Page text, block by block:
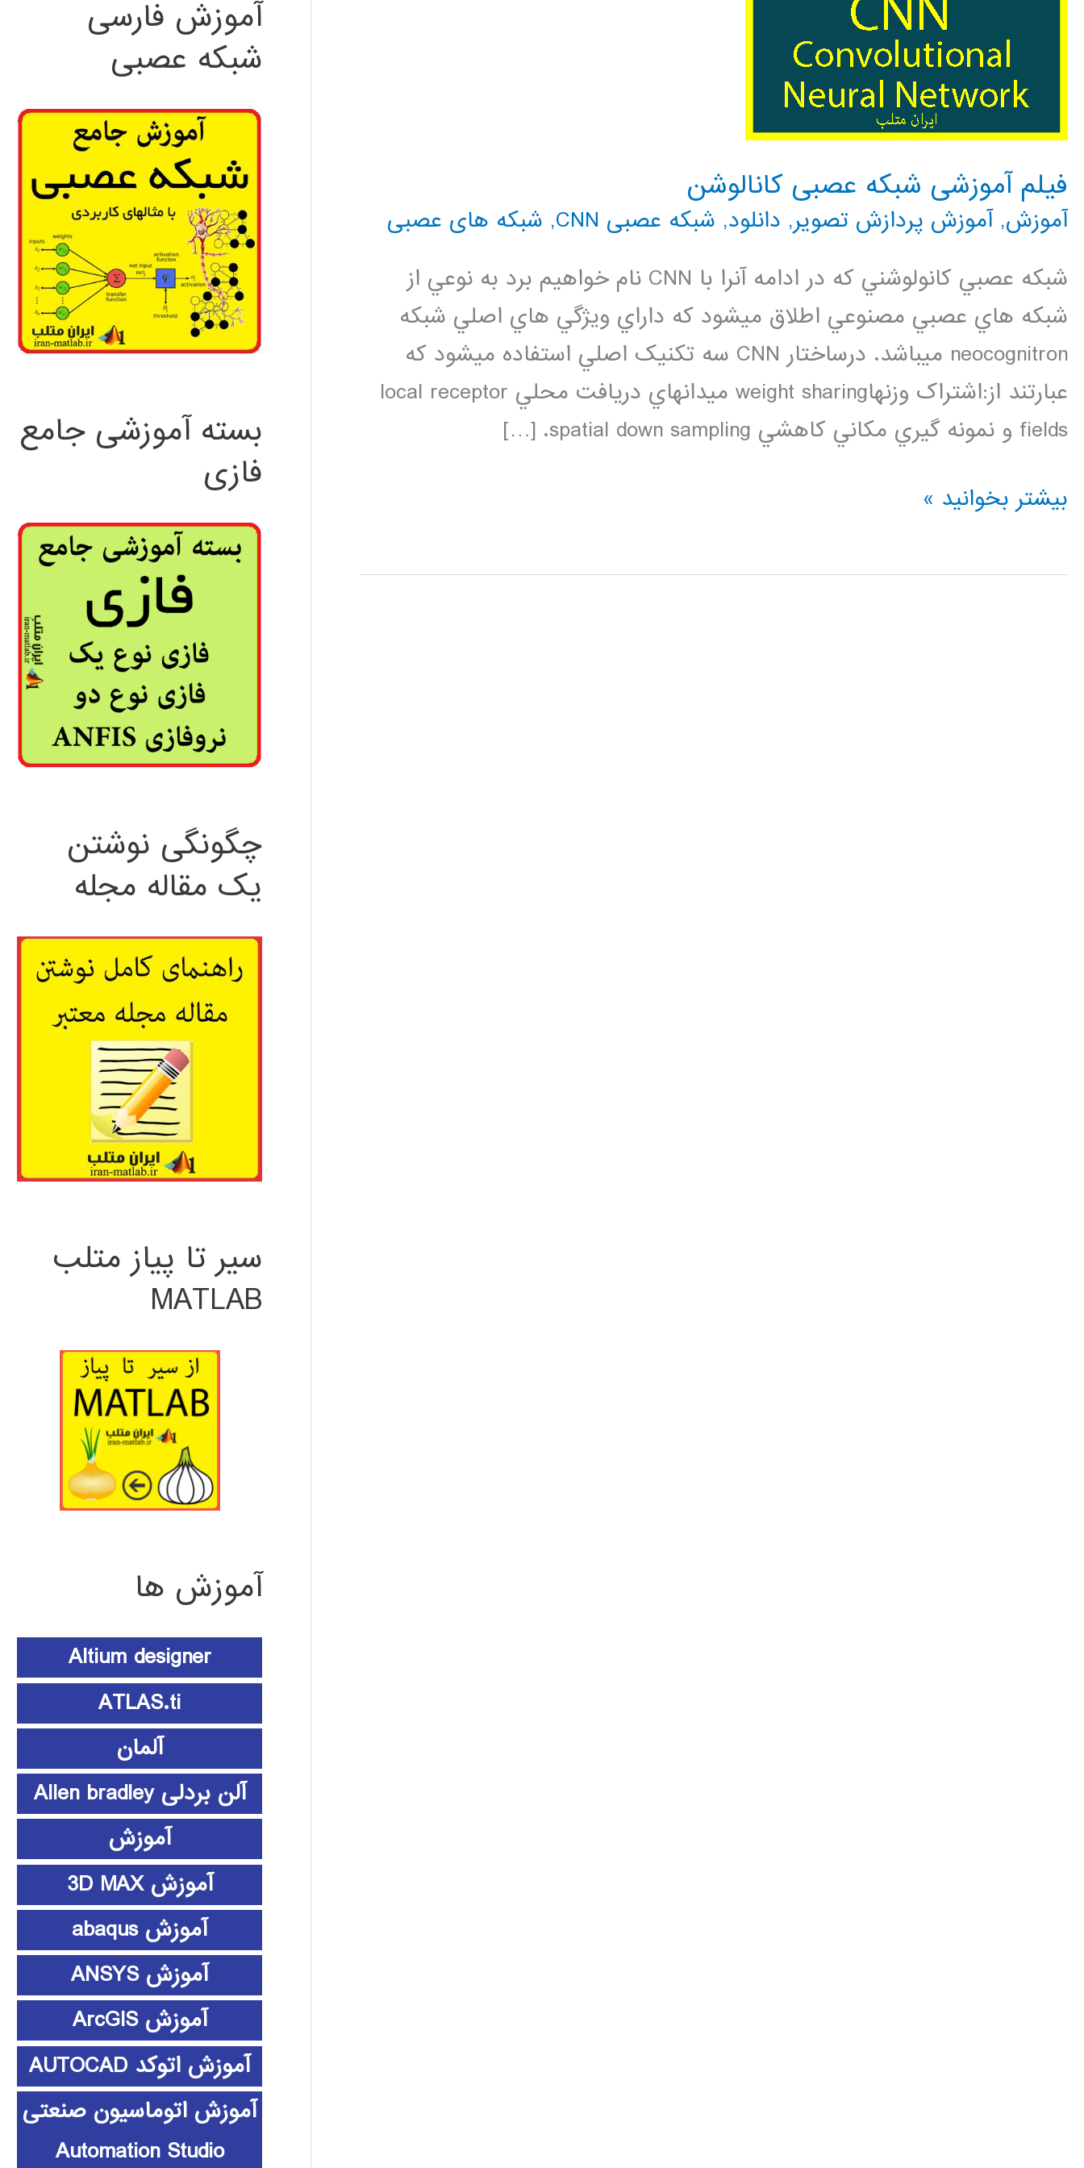
فیلم آموزشی شبکه عصبی کانالوشن
آموزش,آموزش پردازش تصویر, دانلود, شبکه عصبی CNN , شبکه های عصبی
شبکه عصبي کانولوشني که در ادامه آنرا با CNN نام خواهيم برد به نوعي از
شبکه هاي عصبي مصنوعي اطلاق ميشود که داراي ويژگي هاي اصلي شبکه
neocognitron ميباشد. درساختار CNN سه تکنيک اصلي استفاده ميشود که
عبارتند از:اشتراک وزنهاweight sharing ميدانهاي دريافت محلي local receptor
fields و نمونه گيري مکاني کاهشي spatial down sampling. […]
فیلم
شبکه
بیشتر بخوانید »
آموزش فارسی
شبکه عصبی
بسته آموزشی جامع
فازی
چگونگی نوشتن
یک مقاله مجله
سیر تا پیاز متلب
MATLAB
آموزش ها
Altium designer
ATLAS.ti
آلمان
آلن بردلی Allen bradley
آموزش
آموزش 3D MAX
آموزش abaqus
آموزش ANSYS
آموزش ArcGIS
آموزش اتوکد AUTOCAD
آموزش اتوماسیون صنعتی
Automation Studio